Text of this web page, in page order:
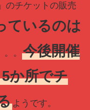
のチケットの販売
ているのは
。 今後開催
か所でチ
ようです。